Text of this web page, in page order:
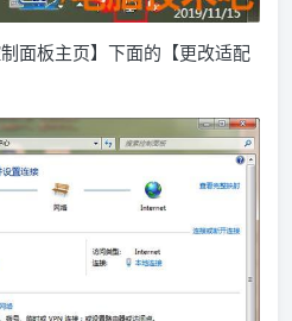
面板主页】下面的【更改适配